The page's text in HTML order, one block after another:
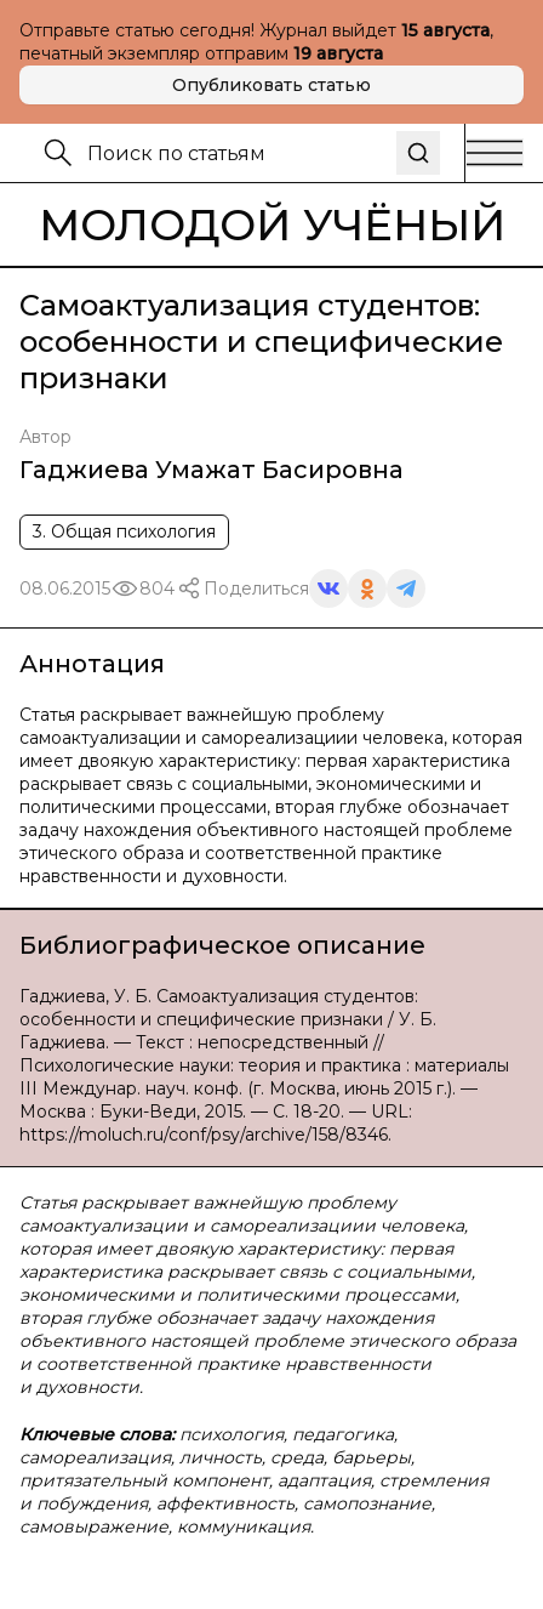
Отправьте статью сегодня! Журнал выйдет 15 августа,
печатный экземпляр отправим 19 августа
Опубликовать статью
МОЛОДОЙ УЧЁНЫЙ
Самоактуализация студентов:
особенности и специфические
признаки
Автор
Гаджиева Умажат Басировна
3. Общая психология
08.06.2015 804 Поделиться
Аннотация
Статья раскрывает важнейшую проблему
самоактуализации и самореализациии человека, которая
имеет двоякую характеристику: первая характеристика
раскрывает связь с социальными, экономическими и
политическими процессами, вторая глубже обозначает
задачу нахождения объективного настоящей проблеме
этического образа и соответственной практике
нравственности и духовности.
Библиографическое описание
Гаджиева, У. Б. Самоактуализация студентов:
особенности и специфические признаки / У. Б.
Гаджиева. — Текст : непосредственный //
Психологические науки: теория и практика : материалы
III Междунар. науч. конф. (г. Москва, июнь 2015 г.). —
Москва : Буки-Веди, 2015. — С. 18-20. — URL:
https://moluch.ru/conf/psy/archive/158/8346.
Статья раскрывает важнейшую проблему
самоактуализации и самореализациии человека,
которая имеет двоякую характеристику: первая
характеристика раскрывает связь с социальными,
экономическими и политическими процессами,
вторая глубже обозначает задачу нахождения
объективного настоящей проблеме этического образа
и соответственной практике нравственности
и духовности.
Ключевые слова: психология, педагогика,
самореализация, личность, среда, барьеры,
притязательный компонент, адаптация, стремления
и побуждения, аффективность, самопознание,
самовыражение, коммуникация.